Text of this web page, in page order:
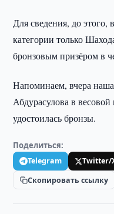
Для сведения, до этого,
категории только
бронзовым призёром в
Напоминаем, вчера
Абдурасулова в
удостоилась бронзы.
Поделиться:
Telegram Twitter/
Скопировать ссылку